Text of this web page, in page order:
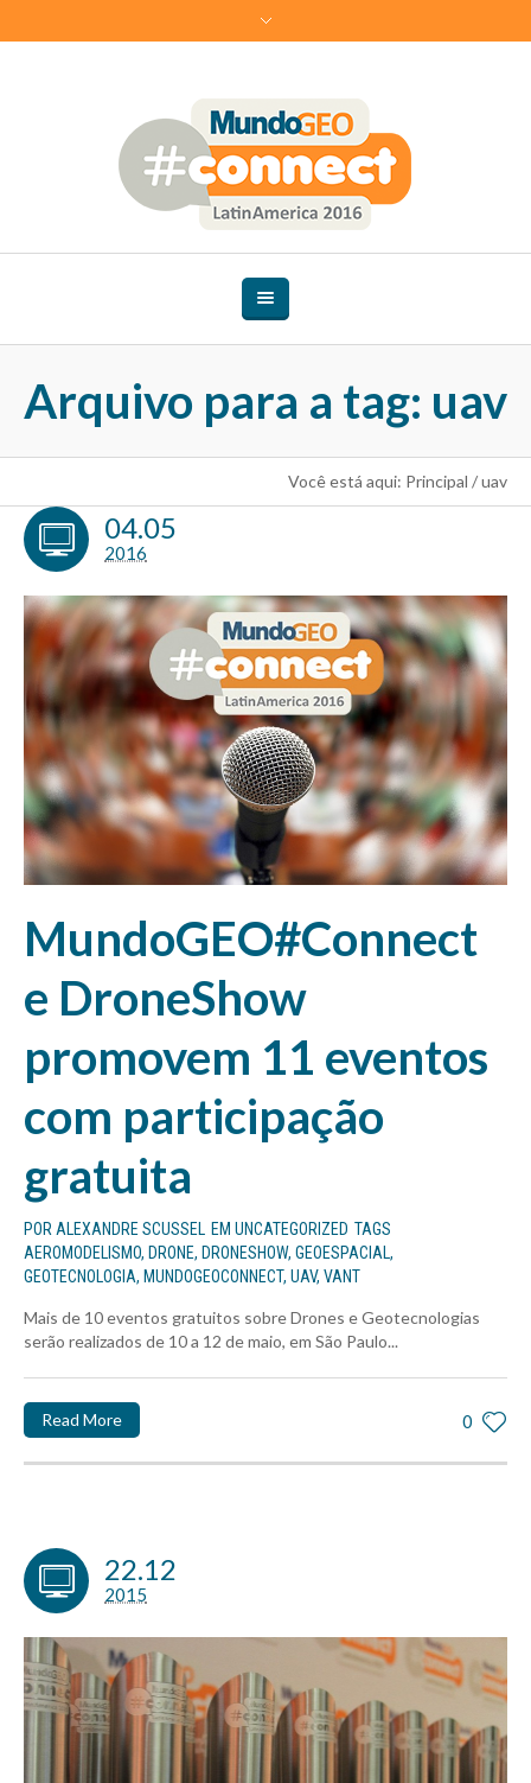
Arquivo para a tag: uav
Você está aqui: Principal /uav
04.05
2016
MundoGEO#Connect
e DroneShow
promovem 11 eventos
com participação
gratuita
PORALEXANDRE SCUSSEL EM UNCATEGORIZED TAGS
AEROMODELISMO, DRONE, DRONESHOW, GEOESPACIAL,
GEOTECNOLOGIA, MUNDOGEOCONNECT, UAV, VANT
Mais de 10 eventos gratuitos sobre Drones e Geotecnologias
serão realizados de 10 a 12 de maio, em São Paulo...
0
Read More
22.12
2015